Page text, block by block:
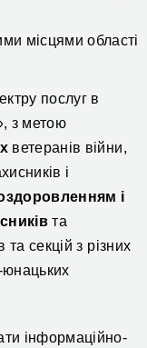
місцями області
послуг в
з метою
ветеранів війни,
і
і
та
та секцій з різних
юнацьких
інформаційно-